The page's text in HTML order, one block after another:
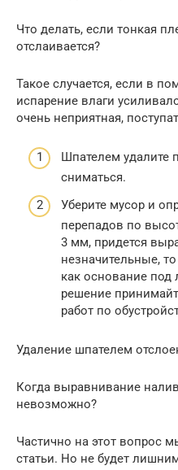
Что делать, если тонкая
отслаивается?
Такое случается, если в
испарение влаги
очень неприятная,
Шпателем удалите
сниматься.
Уберите мусор и
перепадов по
3 мм, придется
незначительные,
как основание под
решение
работ по
Удаление шпателем
Когда выравнивание
невозможно?
Частично на этот вопрос
статьи. Но не будет